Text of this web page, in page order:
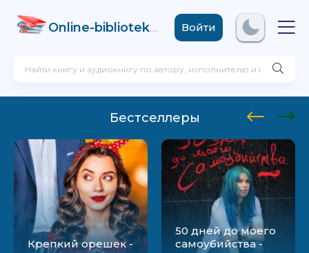
Online-biblioteka .comВойти
Бестселлеры
Крепкий орешек -
50 дней до моего
самоубийства -